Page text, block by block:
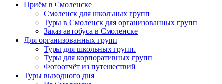
Приём в Смоленске
Смоленск для школьных групп
Туры в Смоленск для организованных групп
Заказ автобуса в Смоленске
Для организованных групп
Туры для школьных групп.
Туры для корпоративных групп
Фотоотчёт из путешествий
Туры выходного дня